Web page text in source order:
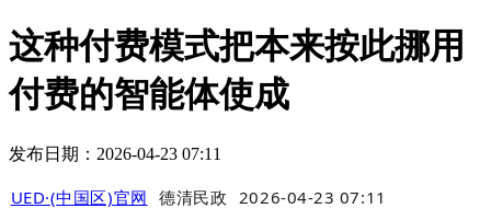
这种付费模式把本来按此挪用
付费的智能体使成
发布日期：2026-04-23 07:11
UED·(中国区)官网 德清民政 2026-04-23 07:11